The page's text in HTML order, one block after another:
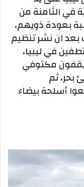
في الثامنة من
بعودة ذويهم،
بعد ان نشر تنظيم
قبطيا مختطفين في ليبيا،
ويقفون مكتوفي
بحر، ثم
أسلحة بيضاء